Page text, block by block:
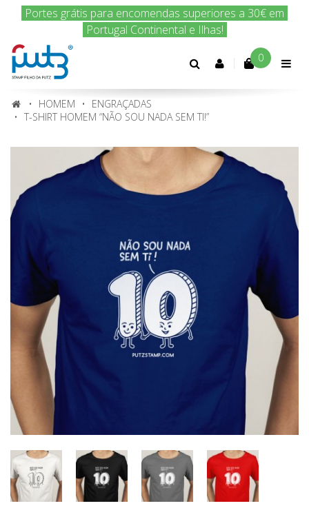
Encomenda hoje e nós enviamos amanhã!
Conta 0
HOMEM
ENGRAÇADAS
T-SHIRT HOMEM “NÃO SOU NADA SEM TI!”